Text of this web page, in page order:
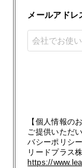
メールアドレ
【個人情報の
ご提供いただ
バシーポリシ
リードプラス
https://